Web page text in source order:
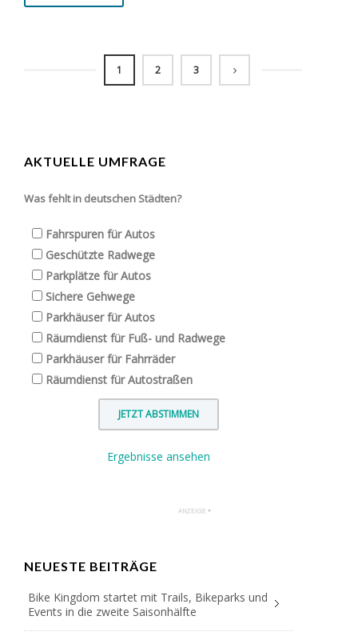
1 2 3
AKTUELLE UMFRAGE
Was fehlt in deutschen Städten?
Fahrspuren für Autos
Geschützte Radwege
Parkplätze für Autos
Sichere Gehwege
Parkhäuser für Autos
Räumdienst für Fuß- und Radwege
Parkhäuser für Fahrräder
Räumdienst für Autostraßen
Ergebnisse ansehen
NEUESTE BEITRÄGE
Bike Kingdom startet mit Trails, Bikeparks und
Events in die zweite Saisonhälfte